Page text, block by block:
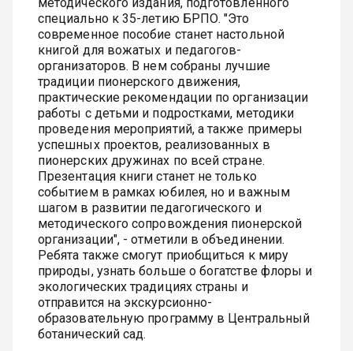
специально к 35-летию БРПО. "Это
современное пособие станет настольной
книгой для вожатых и педагогов-
организаторов. В нем собраны лучшие
традиции пионерского движения,
практические рекомендации по организации
работы с детьми и подростками, методики
проведения мероприятий, а также примеры
успешных проектов, реализованных в
пионерских дружинах по всей стране.
Презентация книги станет не только
событием в рамках юбилея, но и важным
шагом в развитии педагогического и
методического сопровождения пионерской
организации", - отметили в объединении.
Ребята также смогут приобщиться к миру
природы, узнать больше о богатстве флоры и
экологических традициях страны и
отправится на экскурсионно-
образовательную программу в Центральный
ботанический сад.